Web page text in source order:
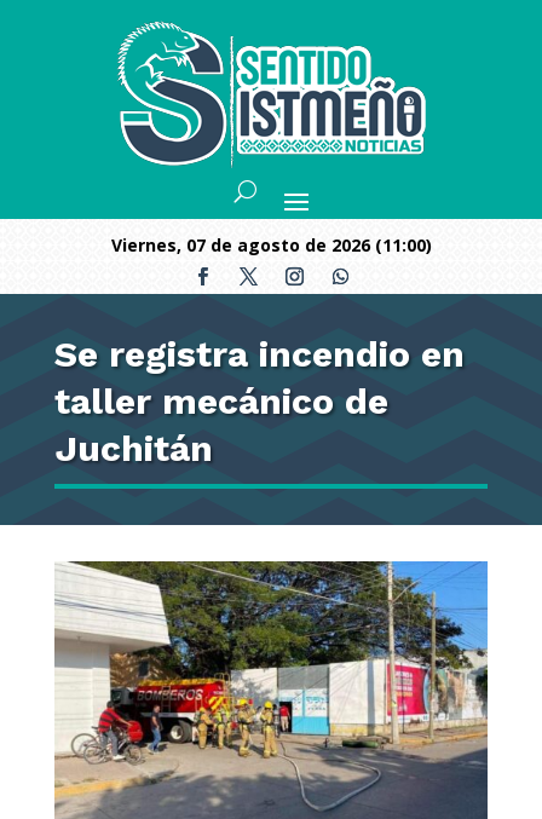
viernes, 07 de agosto de 2026 (11:00)
Se registra incendio en
taller mecánico de
Juchitán